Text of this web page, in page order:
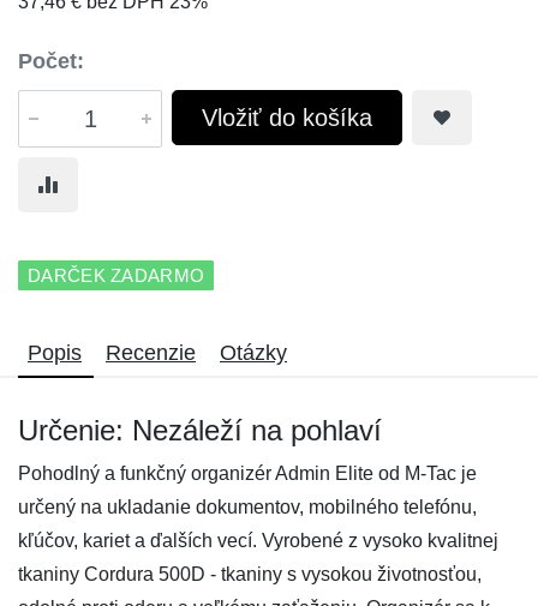
Počet:
Vložiť do košíka
DARČEK ZADARMO
Popis Recenzie Otázky
Určenie: Nezáleží na pohlaví
Pohodlný a funkčný organizér Admin Elite od M-Tac je
určený na ukladanie dokumentov, mobilného telefónu,
kľúčov, kariet a ďalších vecí. Vyrobené z vysoko kvalitnej
tkaniny Cordura 500D - tkaniny s vysokou životnosťou,